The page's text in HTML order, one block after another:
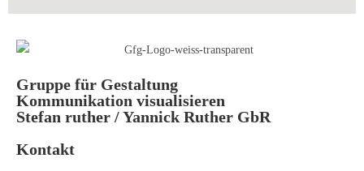
Gruppe für Gestaltung
Kommunikation visualisieren
Stefan ruther / Yannick Ruther GbR
Kontakt